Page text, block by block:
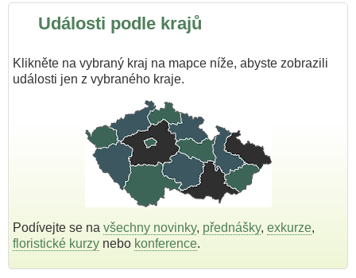
Události podle krajů
Klikněte na vybraný kraj na mapce níže, abyste zobrazili
události jen z vybraného kraje.
Podívejte se na všechny novinky, přednášky, exkurze,
floristické kurzy nebo konference.